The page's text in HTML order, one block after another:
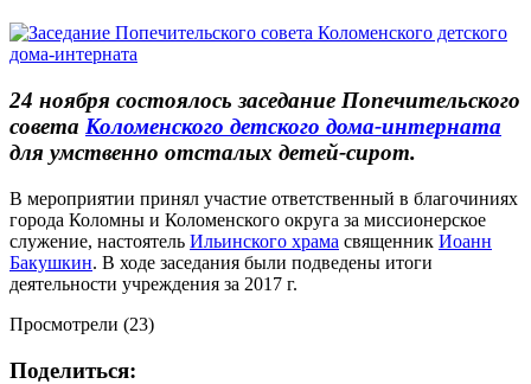
24 ноября состоялось заседание Попечительского
совета Коломенского детского дома-интерната
для умственно отсталых детей-сирот.
В мероприятии принял участие ответственный в благочиниях
города Коломны и Коломенского округа за миссионерское
служение, настоятель Ильинского храма священник Иоанн
Бакушкин. В ходе заседания были подведены итоги
деятельности учреждения за 2017 г.
Просмотрели (23)
Поделиться: